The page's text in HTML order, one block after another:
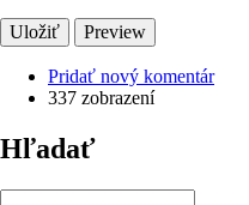
Pridať nový komentár
337 zobrazení
Hľadať